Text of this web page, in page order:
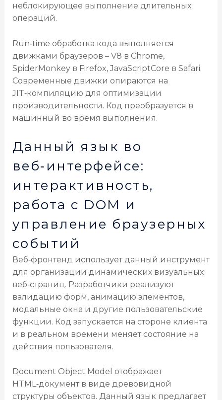
неблокирующее выполнение длительных
операций.
Run‑time обработка кода выполняется
движками браузеров – V8 в Chrome,
SpiderMonkey в Firefox, JavaScriptCore в Safari.
Современные движки опираются на
JIT‑компиляцию для оптимизации
производительности. Код преобразуется в
машинный во время выполнения.
Данный язык во
веб‑интерфейсе:
интерактивность,
работа с DOM и
управление браузерных
событий
Веб‑фронтенд использует данный инструмент
для организации динамических визуальных
веб‑страниц. Разработчики реализуют
валидацию форм, анимацию элементов,
модальные окна и другие пользовательские
функции. Код запускается на стороне клиента
и в реальном времени меняет состояние на
действия пользователя.
Document Object Model отображает
HTML‑документ в виде древовидной
структуры объектов. Данный язык предлагает